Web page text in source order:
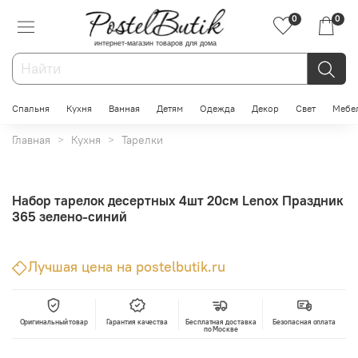
интернет-магазин товаров для дома
0 0
Спальня Кухня Ванная Детям Одежда Декор Свет
Главная Кухня Тарелки
Набор тарелок десертных 4шт 20см Lenox Праздник
365 зелено-синий
Лучшая цена на postelbutik.ru
Оригинальный товар Гарантия качества
Бесплатная доставка
по Москве
Безопасная оплата